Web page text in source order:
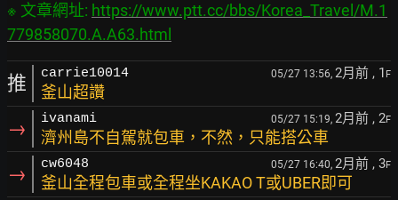
※ 文章網址: https://www.ptt.cc/bbs/Korea_Travel/M.1
779858070.A.A63.html
推 carrie10014 05/27 13:56, 2月前 , 1 F
釜山超讚
→ ivanami 05/27 15:19, 2月前 , 2F
濟州島不自駕就包車，不然，只能搭公車
→ cw6048 05/27 16:40, 2月前 , 3F
釜山全程包車或全程坐KAKAO T或UBER即可